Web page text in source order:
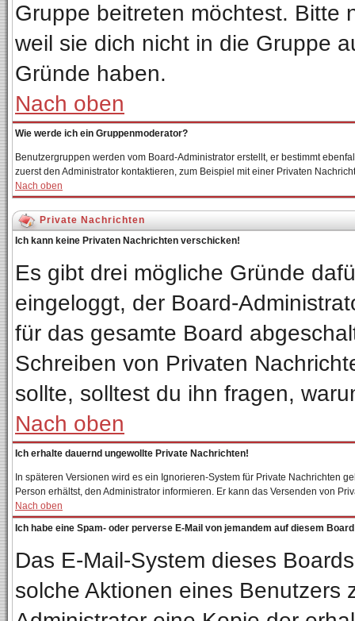
Gruppe beitreten möchtest. Bitte
weil sie dich nicht in die Gruppe
Gründe haben.
Nach oben
Wie werde ich ein Gruppenmoderator?
Benutzergruppen werden vom Board-Administrator erstellt, er bestimmt
zuerst den Administrator kontaktieren, zum Beispiel mit einer Privaten
Nach oben
Private Nachrichten
Ich kann keine Privaten Nachrichten verschicken!
Es gibt drei mögliche Gründe
eingeloggt, der Board-
für das gesamte Board
Schreiben von Privaten
sollte, solltest du ihn fragen,
Nach oben
Ich erhalte dauernd ungewollte Private Nachrichten!
In späteren Versionen wird es ein Ignorieren-System für Private Nachrichten
Person erhältst, den Administrator informieren. Er kann das Versenden von
Nach oben
Ich habe eine Spam- oder perverse E-Mail von jemandem auf diesem
Das E-Mail-System dieses
solche Aktionen eines Benutzers